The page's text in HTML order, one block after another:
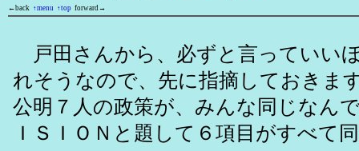
←back ↑menu ↑top forward→
戸田さんから、必ずと言っていい
れそうなので、先に指摘しておきま
公明７人の政策が、みんな同じなん
ＩＳＩＯＮと題して６項目がすべて